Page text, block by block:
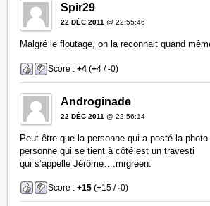
Spir29
22 DÉC 2011 @ 22:55:46
Malgré le floutage, on la reconnait quand
Score :+4 (+4 /-0)
Androginade
22 DÉC 2011 @ 22:56:14
Peut être que la personne qui a posté la
personne qui se tient à côté est un travesti
qui s’appelle Jérôme…:mrgreen:
Score :+15 (+15 /-0)